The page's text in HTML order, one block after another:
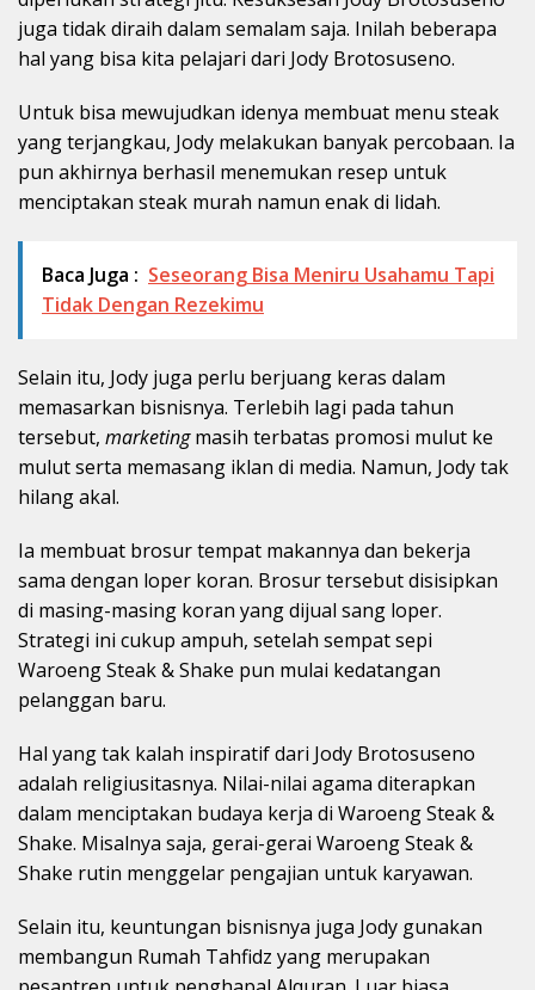
juga tidak diraih dalam semalam saja. Inilah beberapa
hal yang bisa kita pelajari dari Jody Brotosuseno.
Untuk bisa mewujudkan idenya membuat menu steak
yang terjangkau, Jody melakukan banyak percobaan. Ia
pun akhirnya berhasil menemukan resep untuk
menciptakan steak murah namun enak di lidah.
Baca Juga : Seseorang Bisa Meniru Usahamu Tapi
Tidak Dengan Rezekimu
Selain itu, Jody juga perlu berjuang keras dalam
memasarkan bisnisnya. Terlebih lagi pada tahun
tersebut, marketingmasih terbatas promosi mulut ke
mulut serta memasang iklan di media. Namun, Jody tak
hilang akal.
Ia membuat brosur tempat makannya dan bekerja
sama dengan loper koran. Brosur tersebut disisipkan
di masing-masing koran yang dijual sang loper.
Strategi ini cukup ampuh, setelah sempat sepi
Waroeng Steak & Shake pun mulai kedatangan
pelanggan baru.
Hal yang tak kalah inspiratif dari Jody Brotosuseno
adalah religiusitasnya. Nilai-nilai agama diterapkan
dalam menciptakan budaya kerja di Waroeng Steak &
Shake. Misalnya saja, gerai-gerai Waroeng Steak &
Shake rutin menggelar pengajian untuk karyawan.
Selain itu, keuntungan bisnisnya juga Jody gunakan
membangun Rumah Tahfidz yang merupakan